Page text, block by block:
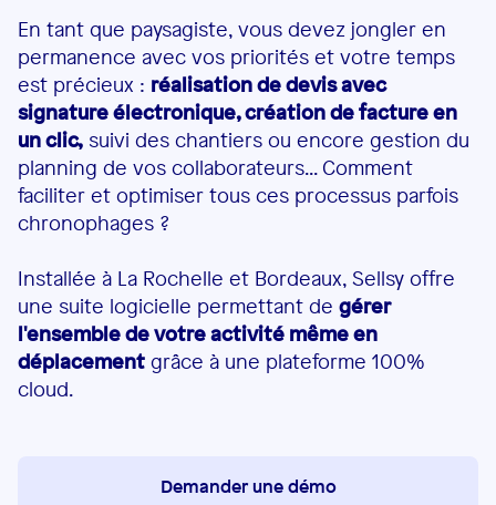
En tant que paysagiste, vous devez jongler en
permanence avec vos priorités et votre temps
est précieux : réalisation de devis avec
signature électronique, création de facture en
un clic, suivi des chantiers ou encore gestion du
planning de vos collaborateurs... Comment
faciliter et optimiser tous ces processus parfois
chronophages ?
Installée à La Rochelle et Bordeaux, Sellsy offre
une suite logicielle permettant de gérer
l'ensemble de votre activité même en
déplacement grâce à une plateforme 100%
cloud.
Demander une démo